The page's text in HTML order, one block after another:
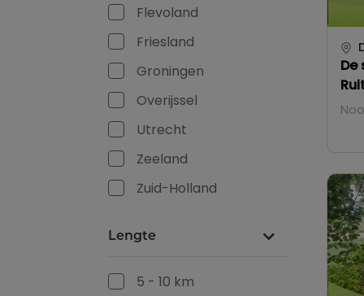
Flevoland
Friesland
Groningen
Overijssel
Utrecht
Zeeland
Zuid-Holland
Lengte
5 - 10 km